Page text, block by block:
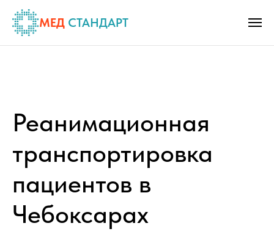
МЕД СТАНДАРТ
Реанимационная
транспортировка
пациентов в
Чебоксарах